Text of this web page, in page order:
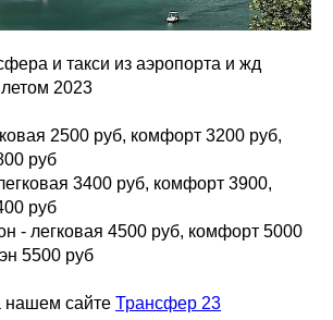
и такси из аэропорта и жд
2023
2500 руб, комфорт 3200 руб,
руб
3400 руб, комфорт 3900,
руб
- легковая 4500 руб, комфорт 5000
5500 руб
нашем сайте Трансфер 23